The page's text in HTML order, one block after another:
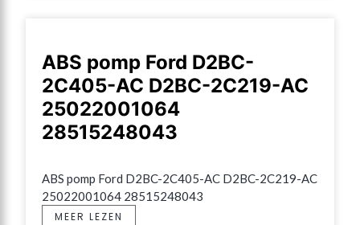
ABS pomp Ford D2BC-
2C405-AC D2BC-2C219-AC
25022001064
28515248043
ABS pomp Ford D2BC-2C405-AC D2BC-2C219-AC
25022001064 28515248043
MEER LEZEN